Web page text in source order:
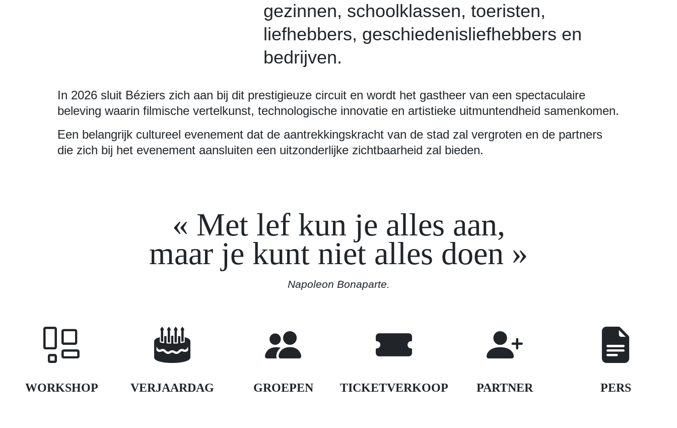
gezinnen, schoolklassen, toeristen,
liefhebbers, geschiedenisliefhebbers en
bedrijven.
In 2026 sluit Béziers zich aan bij dit prestigieuze circuit en wordt het gastheer van een spectaculaire
beleving waarin filmische vertelkunst, technologische innovatie en artistieke uitmuntendheid samenkomen.
Een belangrijk cultureel evenement dat de aantrekkingskracht van de stad zal vergroten en de partners
die zich bij het evenement aansluiten een uitzonderlijke zichtbaarheid zal bieden.
Met lef kun je alles aan,
maar je kunt niet alles doen
Napoleon Bonaparte.
WORKSHOP VERJAARDAG GROEPEN TICKETVERKOOP PARTNER PERS